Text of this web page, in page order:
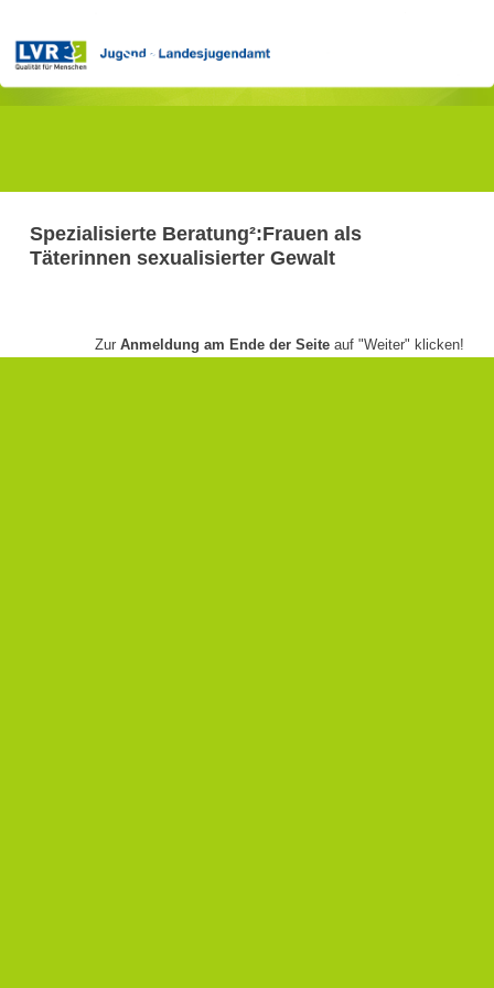
Veranstaltungsinformationen